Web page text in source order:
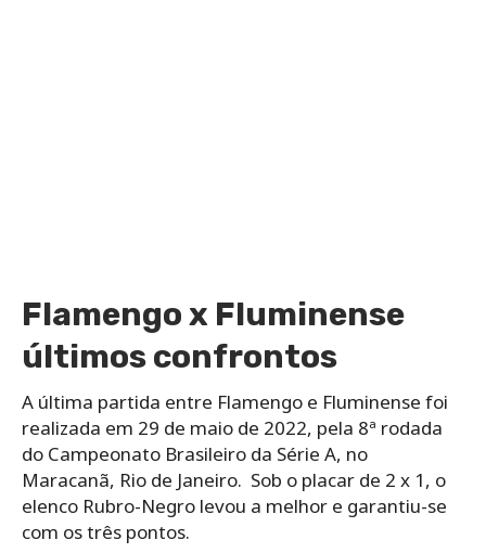
Flamengo x Fluminense
últimos confrontos
A última partida entre Flamengo e Fluminense foi
realizada em 29 de maio de 2022, pela 8ª rodada
do Campeonato Brasileiro da Série A, no
Maracanã, Rio de Janeiro. Sob o placar de 2 x 1, o
elenco Rubro-Negro levou a melhor e garantiu-se
com os três pontos.